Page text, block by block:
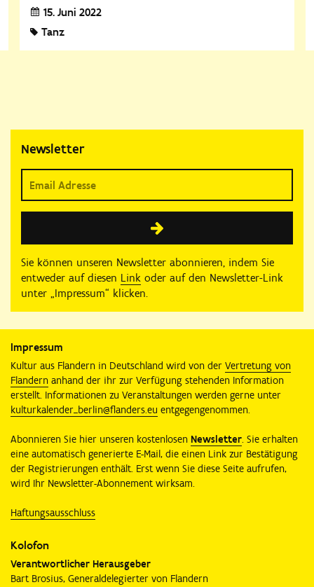
15. Juni 2022
Tanz
Newsletter
Sie können unseren Newsletter abonnieren, indem Sie
entweder auf diesen Link oder auf den Newsletter-Link
unter „Impressum“ klicken.
Impressum
Kultur aus Flandern in Deutschland wird von der Vertretung von
Flandern anhand der ihr zur Verfügung stehenden Information
erstellt. Informationen zu Veranstaltungen werden gerne unter
kulturkalender_berlin@flanders.eu entgegengenommen.
Abonnieren Sie hier unseren kostenlosen Newsletter. Sie erhalten
eine automatisch generierte E-Mail, die einen Link zur Bestätigung
der Registrierungen enthält. Erst wenn Sie diese Seite aufrufen,
wird Ihr Newsletter-Abonnement wirksam.
Haftungsausschluss
Kolofon
Verantwortlicher Herausgeber
Bart Brosius, Generaldelegierter von Flandern